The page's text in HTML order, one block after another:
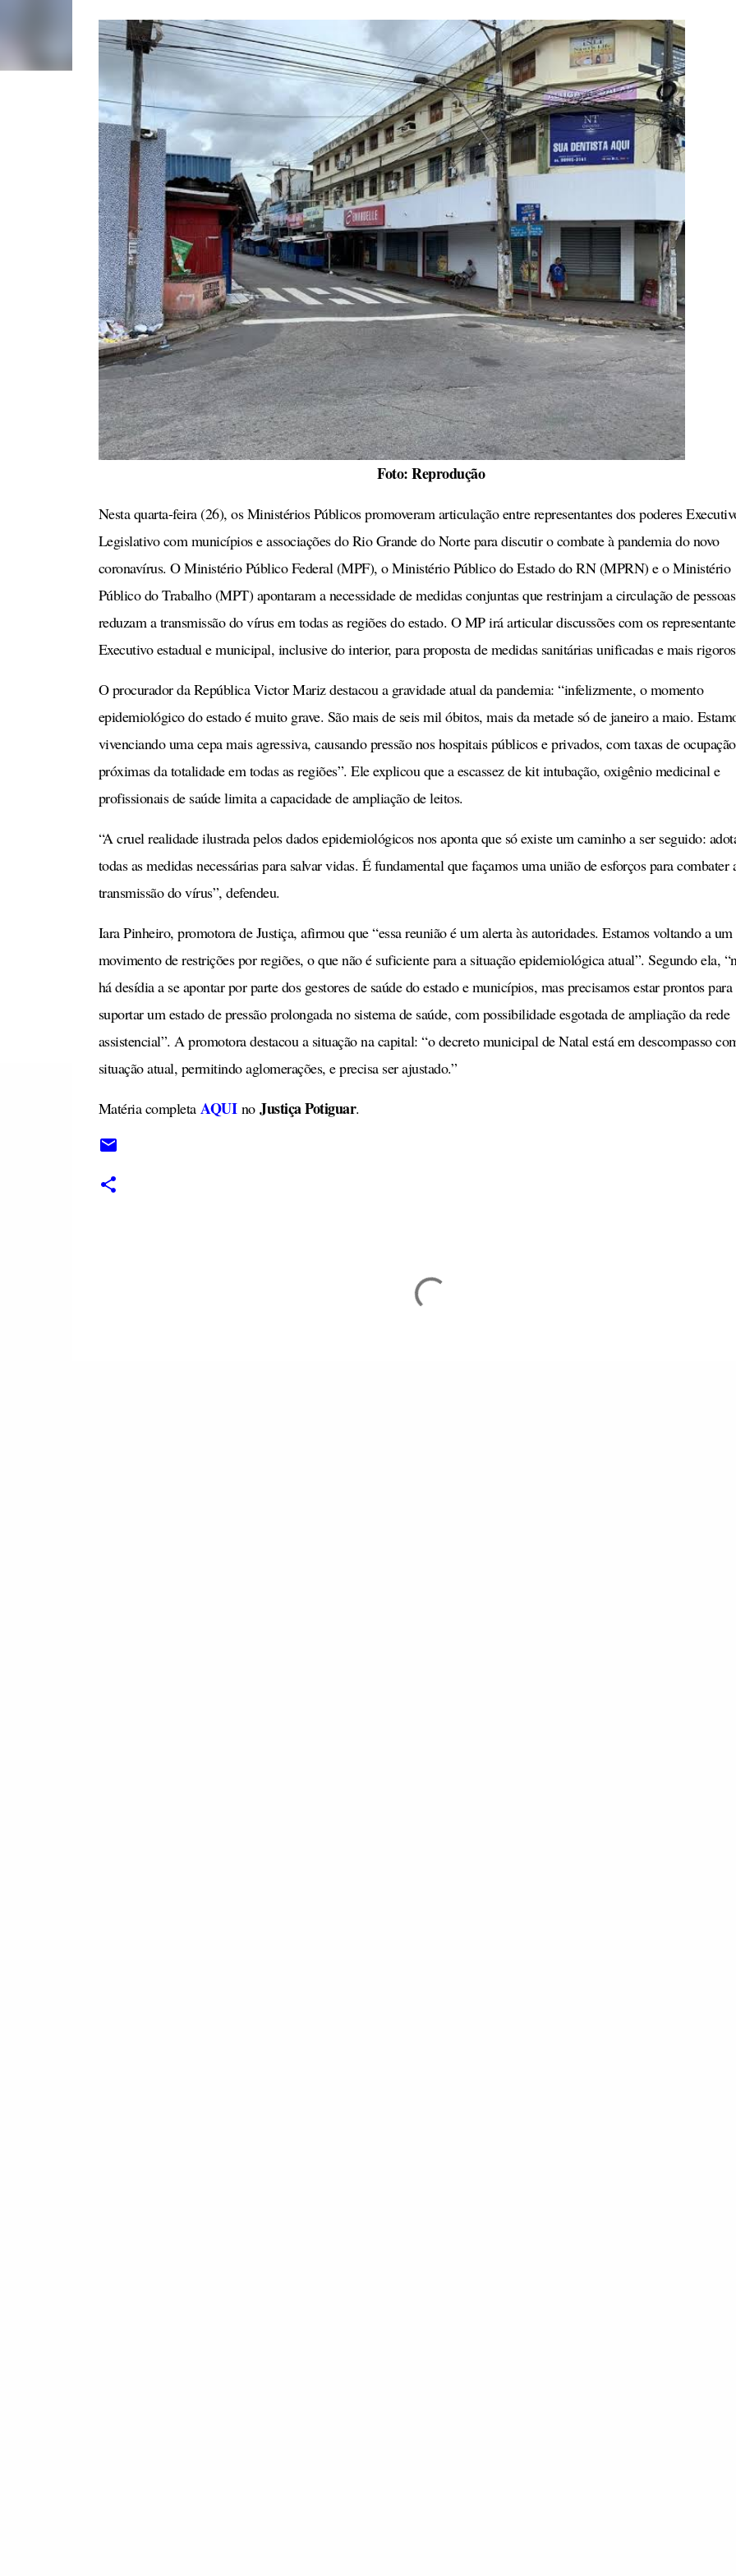
Foto: Reprodução
Nesta quarta-feira (26), os Ministérios Públicos promoveram articulação entre representantes dos poderes
Legislativo com municípios e associações do Rio Grande do Norte para discutir o combate à pandemia do novo
coronavírus. O Ministério Público Federal (MPF), o Ministério Público do Estado do RN (MPRN) e o Ministério
Público do Trabalho (MPT) apontaram a necessidade de medidas conjuntas que restrinjam a circulação de
reduzam a transmissão do vírus em todas as regiões do estado. O MP irá articular discussões com os
Executivo estadual e municipal, inclusive do interior, para proposta de medidas sanitárias unificadas e mais
O procurador da República Victor Mariz destacou a gravidade atual da pandemia: “infelizmente, o momento
epidemiológico do estado é muito grave. São mais de seis mil óbitos, mais da metade só de janeiro a maio.
vivenciando uma cepa mais agressiva, causando pressão nos hospitais públicos e privados, com taxas de ocupação
próximas da totalidade em todas as regiões”. Ele explicou que a escassez de kit intubação, oxigênio medicinal e
profissionais de saúde limita a capacidade de ampliação de leitos.
“A cruel realidade ilustrada pelos dados epidemiológicos nos aponta que só existe um caminho a ser seguido:
todas as medidas necessárias para salvar vidas. É fundamental que façamos uma união de esforços para combater
transmissão do vírus”, defendeu.
Iara Pinheiro, promotora de Justiça, afirmou que “essa reunião é um alerta às autoridades. Estamos voltando a um
movimento de restrições por regiões, o que não é suficiente para a situação epidemiológica atual”. Segundo ela,
há desídia a se apontar por parte dos gestores de saúde do estado e municípios, mas precisamos estar prontos para
suportar um estado de pressão prolongada no sistema de saúde, com possibilidade esgotada de ampliação da rede
assistencial”. A promotora destacou a situação na capital: “o decreto municipal de Natal está em descompasso
situação atual, permitindo aglomerações, e precisa ser ajustado.”
Matéria completa AQUI no Justiça Potiguar.